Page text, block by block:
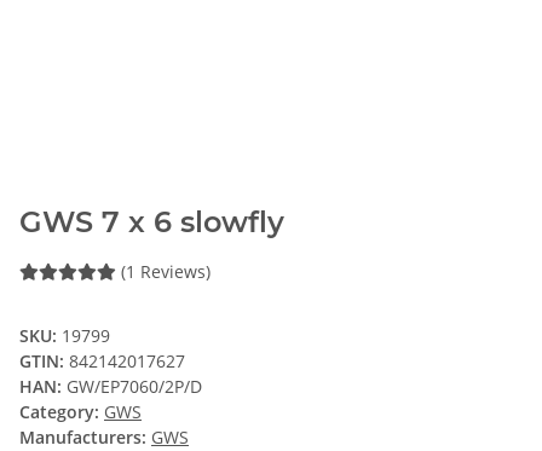
GWS 7 x 6 slowfly
(1 Reviews)
SKU: 19799
GTIN: 842142017627
HAN: GW/EP7060/2P/D
Category: GWS
Manufacturers: GWS